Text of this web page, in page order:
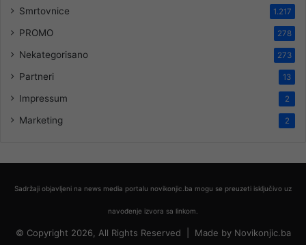
Smrtovnice 1.217
PROMO 278
Nekategorisano 273
Partneri 13
Impressum 2
Marketing 2
Sadržaji objavljeni na news media portalu novikonjic.ba mogu se preuzeti isključivo uz
navođenje izvora sa linkom.
© Copyright 2026, All Rights Reserved | Made by Novikonjic.ba